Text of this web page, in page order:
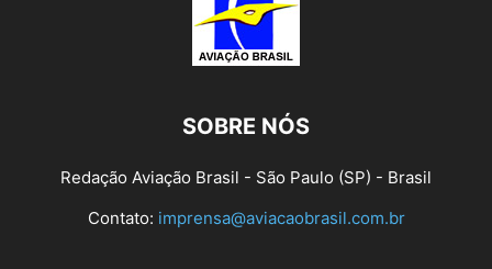
SOBRE NÓS
Redação Aviação Brasil - São Paulo (SP) - Brasil
Contato: imprensa@aviacaobrasil.com.br